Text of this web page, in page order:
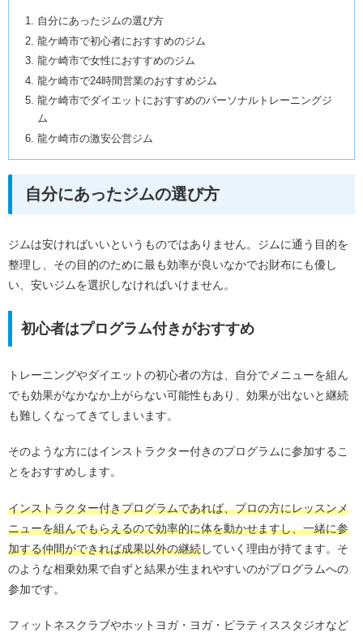
自分にあったジムの選び方
龍ケ崎市で初心者におすすめのジム
龍ケ崎市で女性におすすめのジム
龍ケ崎市で24時間営業のおすすめジム
龍ケ崎市でダイエットにおすすめのパーソナルトレーニングジ
ム
龍ケ崎市の激安公営ジム
自分にあったジムの選び方
ジムは安ければいいというものではありません。ジムに通う目的を
整理し、その目的のために最も効率が良いなかでお財布にも優し
い、安いジムを選択しなければいけません。
初心者はプログラム付きがおすすめ
トレーニングやダイエットの初心者の方は、自分でメニューを組ん
でも効果がなかなか上がらない可能性もあり、効果が出ないと継続
も難しくなってきてしまいます。
そのような方にはインストラクター付きのプログラムに参加するこ
とをおすすめします。
インストラクター付きプログラムであれば、プロの方にレッスンメ
ニューを組んでもらえるので効率的に体を動かせますし、一緒に参
加する仲間ができれば成果以外の継続していく理由が持てます。そ
のような相乗効果で自ずと結果が生まれやすいのがプログラムへの
参加です。
フィットネスクラブやホットヨガ・ヨガ・ピラティススタジオなど